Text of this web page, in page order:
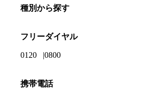
種別から探す
フリーダイヤル
0120 0800
携帯電話